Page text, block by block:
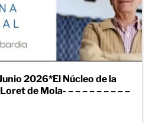
2026*El Núcleo de la
de Mola- – – – – – – – – –